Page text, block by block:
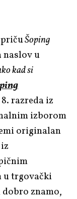
Šoping
naslov u
kad si
razreda iz
izborom
originalan
u trgovački
znamo,